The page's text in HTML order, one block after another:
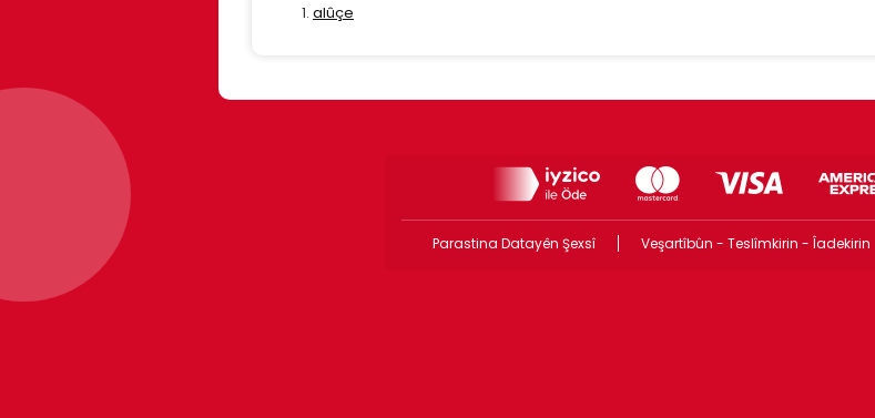
alûçe
Parastina Datayên Şexsî Veşartîbûn - Teslîmkirin - Îadekirin